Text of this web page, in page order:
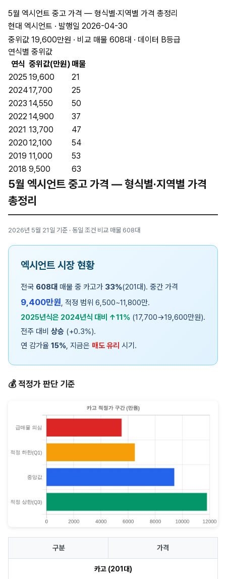
5월 엑시언트 중고 가격 — 형식별·지역별 가격 총정리
현대 엑시언트 · 발행일 2026-04-30
중위값 19,600만원 · 비교 매물 608대 · 데이터 B등급
연식별 중위값
연식 중위값(만원) 매물
2025 19,600
21
202417,700
25
2023 14,550
50
2022 14,900
37
2021 13,700
47
202012,100
54
2019 11,000
53
2018 9,500 63
5월 엑시언트 중고 가격 — 형식별·지역별 가격
총정리
2026년 5월 21일 기준 · 동일 조건 비교 매물 608대
엑시언트 시장 현황
전국 608대 매물 중 카고가 33%(201대). 중간 가격
9,400만원, 적정 범위 6,500~11,800만.
2025년식은 2024년식 대비 ↑11% (17,700→19,600만원).
전주 대비 상승 (+0.3%).
연 감가율 15%, 지금은 매도 유리 시기.
💰 적정가 판단 기준
구분 가격
카고 (201대)